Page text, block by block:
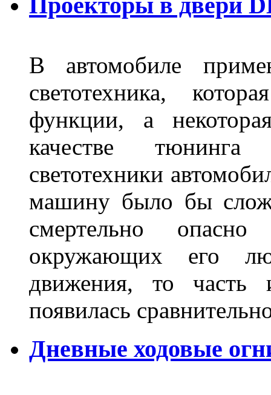
В автомобиле
светотехника,
функции, а
качестве
светотехники
машину было бы
смертельно
окружающих его
движения, то часть
появилась
Дневные ходовые